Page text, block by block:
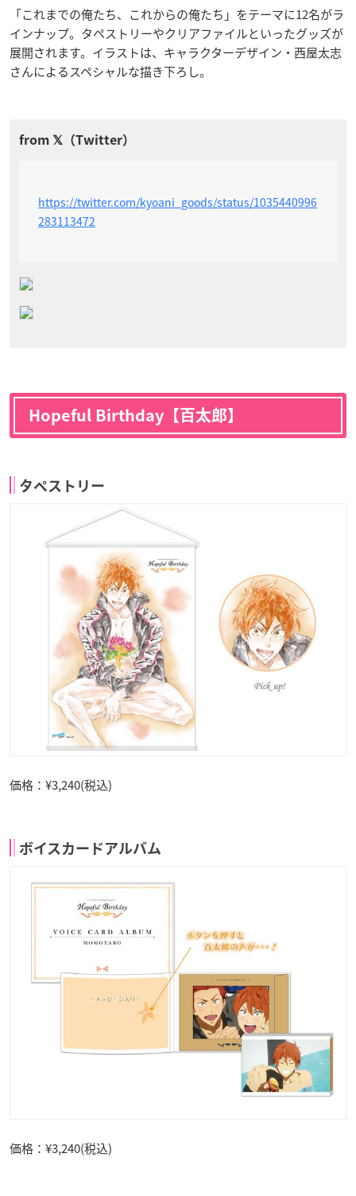
「これまでの俺たち、これからの俺たち」をテーマに12名がラ
インナップ。タペストリーやクリアファイルといったグッズが
展開されます。イラストは、キャラクターデザイン・西屋太志
さんによるスペシャルな描き下ろし。
https://twitter.com/kyoani_goods/status/1035440996
283113472
Hopeful Birthday【百太郎】
タペストリー
価格：¥3,240(税込)
ボイスカードアルバム
価格：¥3,240(税込)